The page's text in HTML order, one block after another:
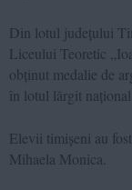
Din lotul județului
Liceului Teoretic
obținut medalie de
în lotul lărgit național.
Elevii timișeni au
Mihaela Monica.